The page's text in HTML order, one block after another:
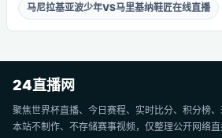
马尼拉基亚波少年VS马里基纳鞋匠在线直播
24直播网
聚焦世界杯直播、今日赛程、实时比分、积分榜、
本站不制作、不存储赛事视频，仅整理公开网络